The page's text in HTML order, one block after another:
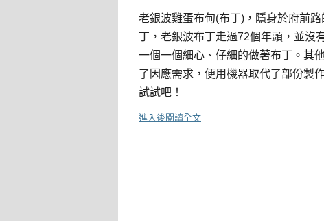
老銀波雞蛋布甸(布丁)，隱身於府前
丁，老銀波布丁走過72個年頭，並沒
一個一個細心、仔細的做著布丁。其
了因應需求，便用機器取代了部份製
試試吧！
進入後閱讀全文